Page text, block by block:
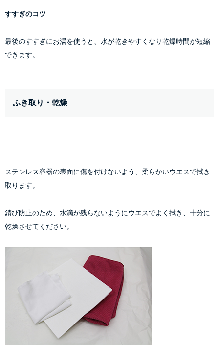
すすぎのコツ
最後のすすぎにお湯を使うと、水が乾きやすくなり乾燥時間が短縮
できます。
ふき取り・乾燥
ステンレス容器の表面に傷を付けないよう、柔らかいウエスで拭き
取ります。
錆び防止のため、水滴が残らないようにウエスでよく拭き、十分に
乾燥させてください。